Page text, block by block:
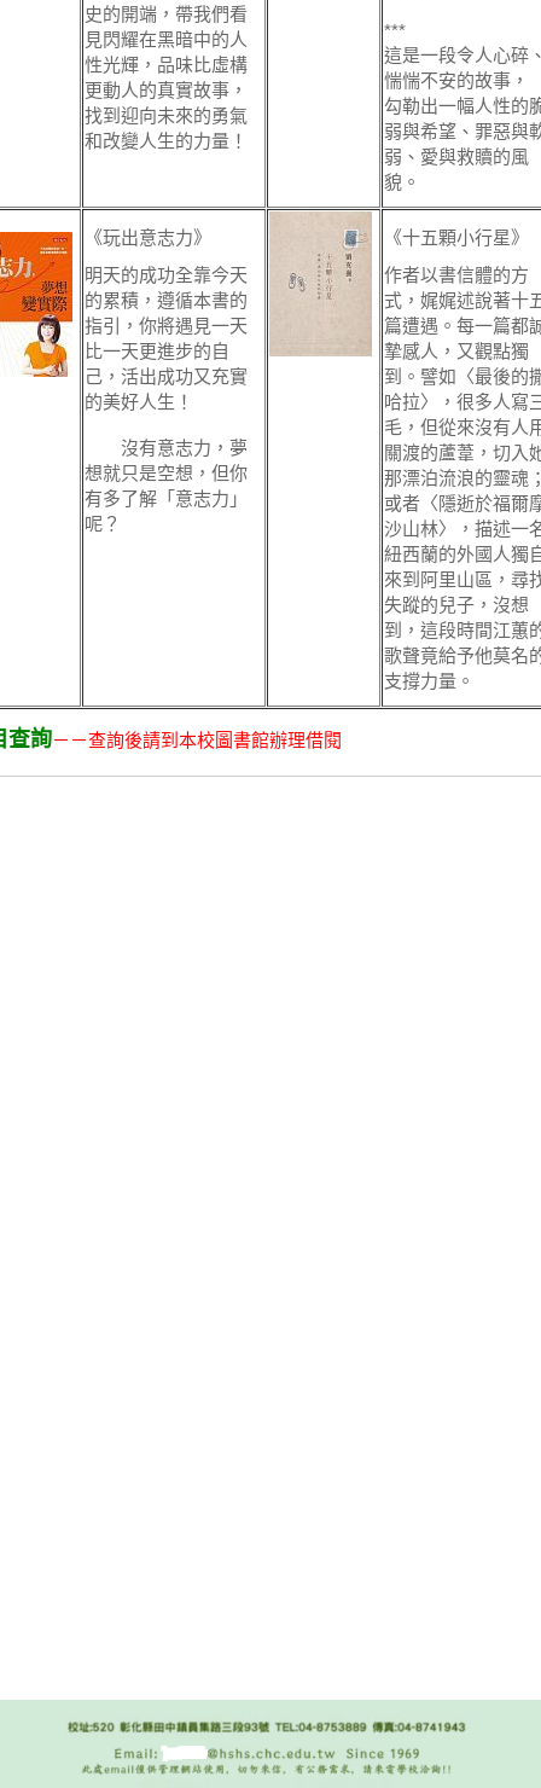
史的開端，帶我們看
見閃耀在黑暗中的人
性光輝，品味比虛構
更動人的真實故事，
找到迎向未來的勇氣
和改變人生的力量！
***
這是一段令人心碎、
惴惴不安的故事，
勾勒出一幅人性的
弱與希望、罪惡與
弱、愛與救贖的風
貌。
《玩出意志力》
明天的成功全靠今天
的累積，遵循本書的
指引，你將遇見一天
比一天更進步的自
己，活出成功又充實
的美好人生！
沒有意志力，夢
想就只是空想，但你
有多了解「意志力」
呢？
《十五顆小行星》
作者以書信體的方
式，娓娓述說著十
篇遭遇。每一篇都
摯感人，又觀點獨
到。譬如〈最後的
哈拉〉，很多人寫
毛，但從來沒有人
關渡的蘆葦，切入
那漂泊流浪的靈魂；
或者〈隱逝於福爾
沙山林〉，描述一
紐西蘭的外國人獨
來到阿里山區，尋
失蹤的兒子，沒想
到，這段時間江蕙
歌聲竟給予他莫名
支撐力量。
查詢－－查詢後請到本校圖書館辦理借閱